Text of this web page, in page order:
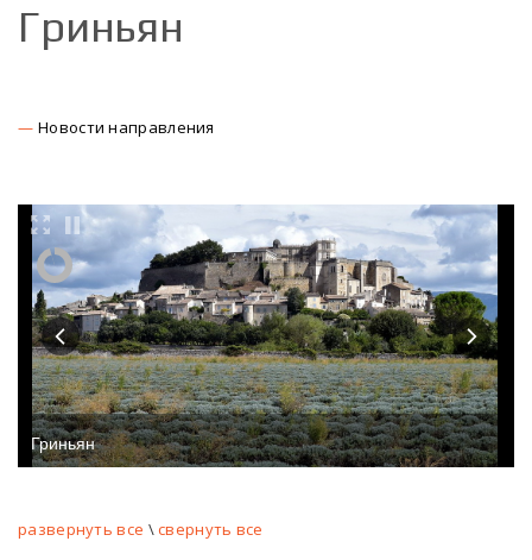
Гриньян
Новости направления
Гриньян
развернуть все \свернуть все